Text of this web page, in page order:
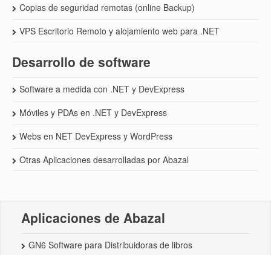
Copias de seguridad remotas (online Backup)
VPS Escritorio Remoto y alojamiento web para .NET
Desarrollo de software
Software a medida con .NET y DevExpress
Móviles y PDAs en .NET y DevExpress
Webs en NET DevExpress y WordPress
Otras Aplicaciones desarrolladas por Abazal
Aplicaciones de Abazal
GN6 Software para Distribuidoras de libros